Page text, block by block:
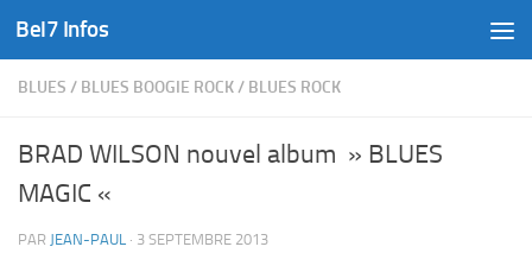
Skip to content
Bel7 Infos
BLUES / BLUES BOOGIE ROCK/ BLUES ROCK
BRAD WILSON nouvel album » BLUES
MAGIC «
PAR JEAN-PAUL · 3 SEPTEMBRE 2013